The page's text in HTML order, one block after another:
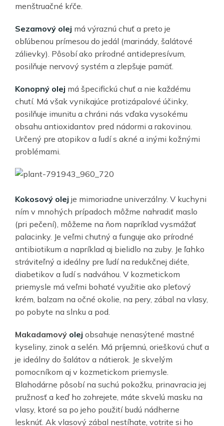
menštruačné kŕče.
Sezamový olej má výraznú chuť a preto je
obľúbenou prímesou do jedál (marinády, šalátové
zálievky). Pôsobí ako prírodné antidepresívum,
posilňuje nervový systém a zlepšuje pamäť.
Konopný olej má špecifickú chuť a nie každému
chutí. Má však vynikajúce protizápalové účinky,
posilňuje imunitu a chráni nás vďaka vysokému
obsahu antioxidantov pred nádormi a rakovinou.
Určený pre atopikov a ľudí s akné a inými kožnými
problémami.
Kokosový olej je mimoriadne univerzálny. V kuchyni
ním v mnohých prípadoch môžme nahradiť maslo
(pri pečení), môžeme na ňom napríklad vysmážať
palacinky. Je veľmi chutný a funguje ako prírodné
antibiotikum a napríklad aj bielidlo na zuby. Je ľahko
stráviteľný a ideálny pre ľudí na redukčnej diéte,
diabetikov a ľudí s nadváhou. V kozmetickom
priemysle má veľmi bohaté využitie ako pleťový
krém, balzam na očné okolie, na pery, zábal na vlasy,
po pobyte na slnku a pod.
Makadamový olej obsahuje nenasýtené mastné
kyseliny, zinok a selén. Má príjemnú, orieškovú chuť a
je ideálny do šalátov a nátierok. Je skvelým
pomocníkom aj v kozmetickom priemysle.
Blahodárne pôsobí na suchú pokožku, prinavracia jej
pružnosť a keď ho zohrejete, máte skvelú masku na
vlasy, ktoré sa po jeho použití budú nádherne
lesknúť. Ak vlasový zábal nestíhate, votrite si ho